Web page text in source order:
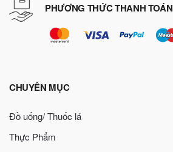
PHƯƠNG THỨC THANH TOÁN
CHUYÊN MỤC
Đồ uống/ Thuốc lá
Thực Phẩm